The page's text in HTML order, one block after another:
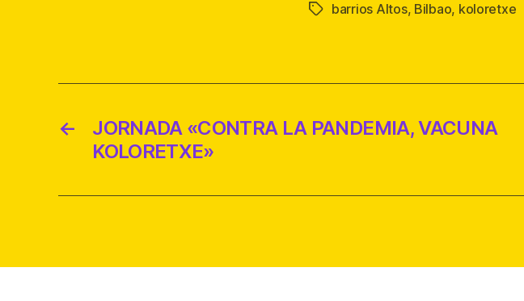
Etiquetas
barrios Altos, Bilbao, koloretxe
←
JORNADA «CONTRA LA PANDEMIA, VACUNA
KOLORETXE»